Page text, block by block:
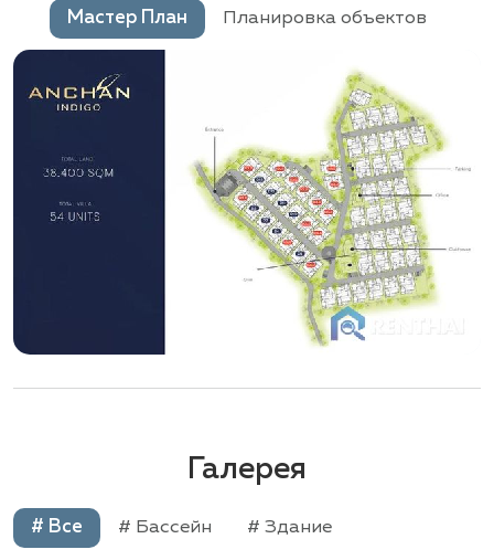
Мастер План Планировка объектов
Галерея
# Все # Бассейн # Здание